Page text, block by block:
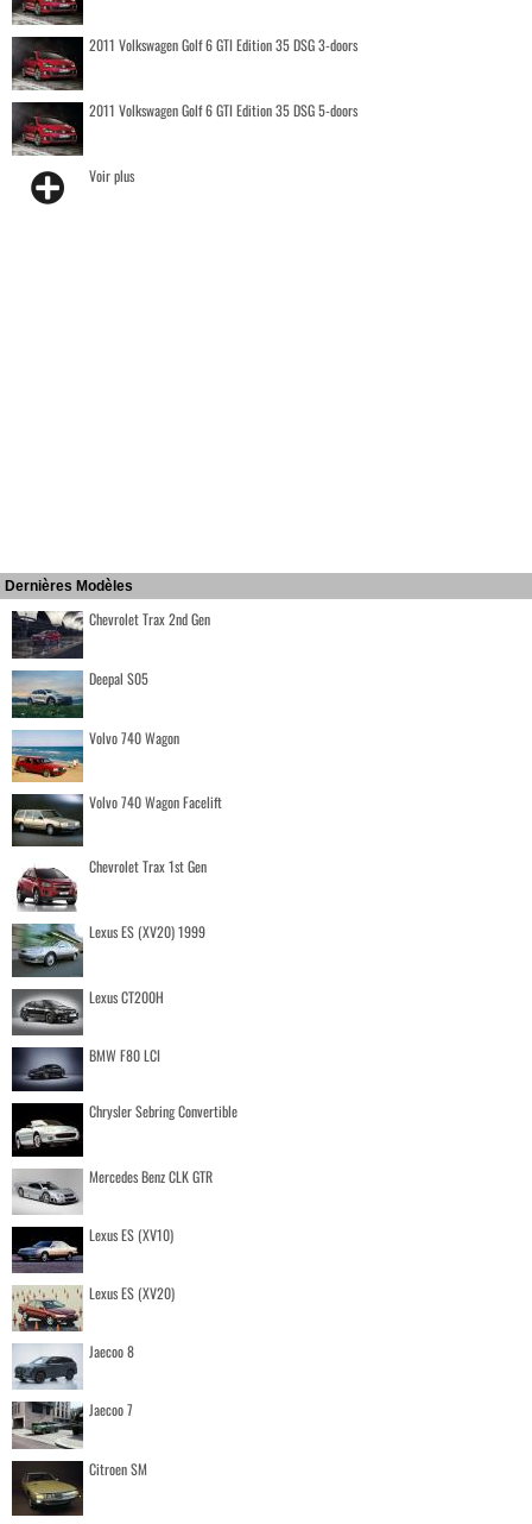
2011 Volkswagen Golf 6 GTI Edition 35 DSG 3-doors
2011 Volkswagen Golf 6 GTI Edition 35 DSG 5-doors
Voir plus
Dernières Modèles
Chevrolet Trax 2nd Gen
Deepal S05
Volvo 740 Wagon
Volvo 740 Wagon Facelift
Chevrolet Trax 1st Gen
Lexus ES (XV20) 1999
Lexus CT200H
BMW F80 LCI
Chrysler Sebring Convertible
Mercedes Benz CLK GTR
Lexus ES (XV10)
Lexus ES (XV20)
Jaecoo 8
Jaecoo 7
Citroen SM